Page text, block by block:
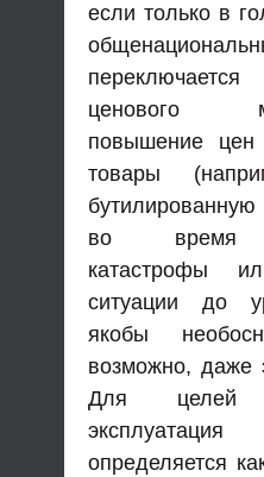
если только в
ценового
повышение
товары
во время
катастрофы
ситуации до
якобы
возможно, даже
Для целей
эксплуатация
определяется